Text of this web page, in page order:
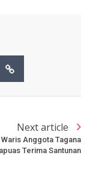
Next article
Waris Anggota Tagana
Terima Santunan